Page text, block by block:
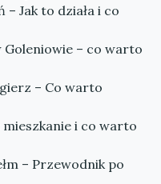
– Jak to działa i co
Goleniowie – co warto
– Co warto
mieszkanie i co warto
– Przewodnik po